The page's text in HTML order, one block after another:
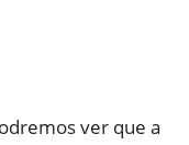
ver que a